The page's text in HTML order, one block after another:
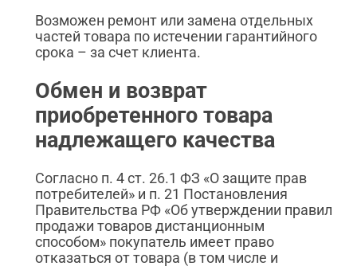
Возможен ремонт или замена отдельных
частей товара по истечении гарантийного
срока – за счет клиента.
Обмен и возврат
приобретенного товара
надлежащего качества
Согласно п. 4 ст. 26.1 ФЗ «О защите прав
потребителей» и п. 21 Постановления
Правительства РФ «Об утверждении правил
продажи товаров дистанционным
способом» покупатель имеет право
отказаться от товара (в том числе и